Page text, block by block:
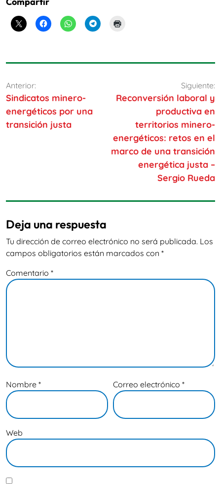
Anterior:
Sindicatos minero-
energéticos por una
transición justa
Siguiente:
Reconversión laboral y
productiva en
territorios minero-
energéticos: retos en el
marco de una transición
energética justa –
Sergio Rueda
Deja una respuesta
Tu dirección de correo electrónico no será publicada. Los
campos obligatorios están marcados con *
Comentario *
Nombre * Correo electrónico *
Web